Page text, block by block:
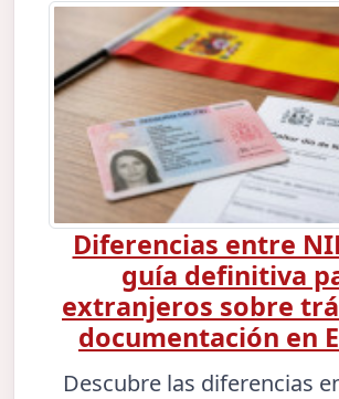
Diferencias entre
guía definitiva
extranjeros sobre
documentación en
Descubre las diferencias